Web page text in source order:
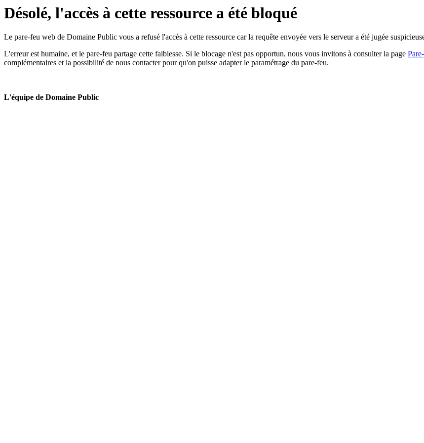
Désolé, l'accès à cette ressource a été bloqué
Le pare-feu web de Domaine Public vous a refusé l'accès à cette ressource car la requête envoyée vers le serveur a été jugée
L'erreur est humaine, et le pare-feu partage cette faiblesse. Si le blocage n'est pas opportun, nous vous invitons à consulter la page
complémentaires et la possibilité de nous contacter pour qu'on puisse adapter le paramétrage du pare-feu.
L'équipe de Domaine Public